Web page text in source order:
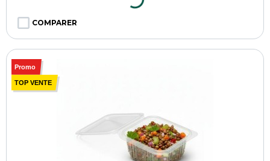
COMPARER
Promo
TOP VENTE